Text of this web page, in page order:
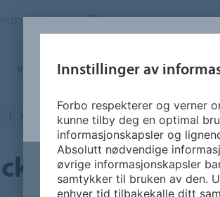
NORWAY
PRODUKTER SEGMENTER
Allura Dryback 0.55 DR5 Allura Dryback Wood
0.55
Innstillinger av
Forbo respekterer og verner
kunne tilby deg en optimal
informasjonskapsler og
Absolutt nødvendige
øvrige informasjonskapsler
samtykker til bruken av den.
enhver tid tilbakekalle ditt